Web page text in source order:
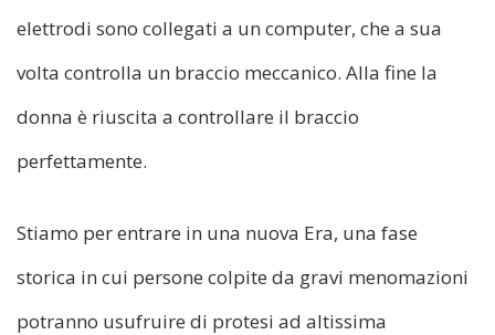
elettrodi sono collegati a un computer, che a sua
volta controlla un braccio meccanico. Alla fine la
donna è riuscita a controllare il braccio
perfettamente.
Stiamo per entrare in una nuova Era, una fase
storica in cui persone colpite da gravi menomazioni
potranno usufruire di protesi ad altissima